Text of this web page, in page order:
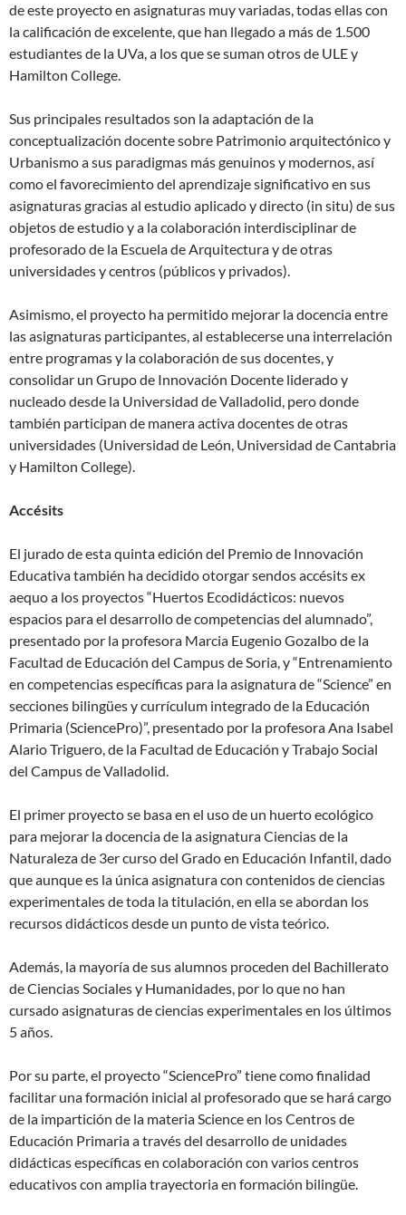
de este proyecto en asignaturas muy variadas, todas ellas con
la calificación de excelente, que han llegado a más de 1.500
estudiantes de la UVa, a los que se suman otros de ULE y
Hamilton College.
Sus principales resultados son la adaptación de la
conceptualización docente sobre Patrimonio arquitectónico y
Urbanismo a sus paradigmas más genuinos y modernos, así
como el favorecimiento del aprendizaje significativo en sus
asignaturas gracias al estudio aplicado y directo (in situ) de sus
objetos de estudio y a la colaboración interdisciplinar de
profesorado de la Escuela de Arquitectura y de otras
universidades y centros (públicos y privados).
Asimismo, el proyecto ha permitido mejorar la docencia entre
las asignaturas participantes, al establecerse una interrelación
entre programas y la colaboración de sus docentes, y
consolidar un Grupo de Innovación Docente liderado y
nucleado desde la Universidad de Valladolid, pero donde
también participan de manera activa docentes de otras
universidades (Universidad de León, Universidad de Cantabria
y Hamilton College).
Accésits
El jurado de esta quinta edición del Premio de Innovación
Educativa también ha decidido otorgar sendos accésits ex
aequo a los proyectos “Huertos Ecodidácticos: nuevos
espacios para el desarrollo de competencias del alumnado”,
presentado por la profesora Marcia Eugenio Gozalbo de la
Facultad de Educación del Campus de Soria, y “Entrenamiento
en competencias específicas para la asignatura de “Science” en
secciones bilingües y currículum integrado de la Educación
Primaria (SciencePro)”, presentado por la profesora Ana Isabel
Alario Triguero, de la Facultad de Educación y Trabajo Social
del Campus de Valladolid.
El primer proyecto se basa en el uso de un huerto ecológico
para mejorar la docencia de la asignatura Ciencias de la
Naturaleza de 3er curso del Grado en Educación Infantil, dado
que aunque es la única asignatura con contenidos de ciencias
experimentales de toda la titulación, en ella se abordan los
recursos didácticos desde un punto de vista teórico.
Además, la mayoría de sus alumnos proceden del Bachillerato
de Ciencias Sociales y Humanidades, por lo que no han
cursado asignaturas de ciencias experimentales en los últimos
5 años.
Por su parte, el proyecto “SciencePro” tiene como finalidad
facilitar una formación inicial al profesorado que se hará cargo
de la impartición de la materia Science en los Centros de
Educación Primaria a través del desarrollo de unidades
didácticas específicas en colaboración con varios centros
educativos con amplia trayectoria en formación bilingüe.